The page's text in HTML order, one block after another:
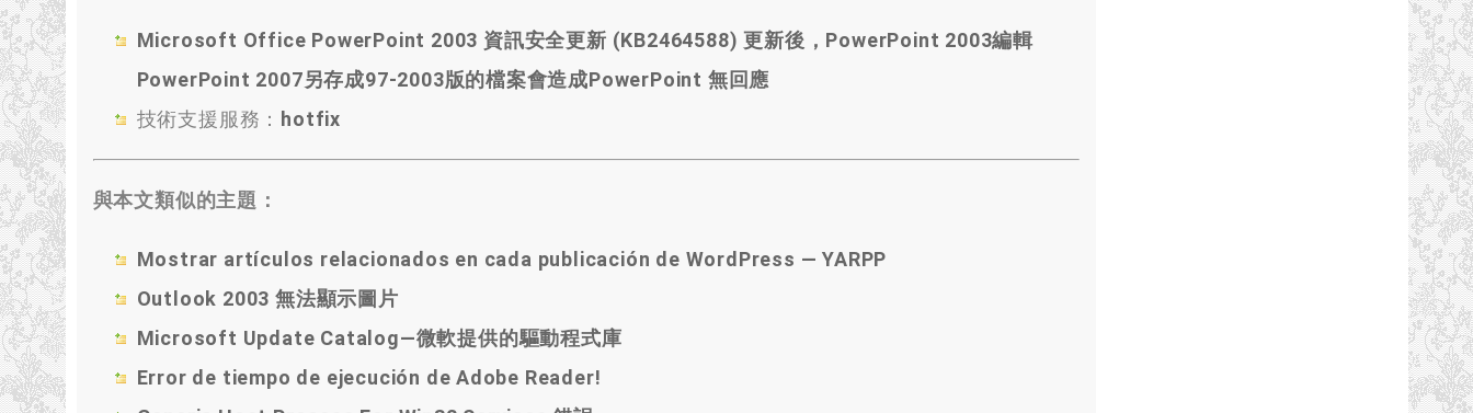
Microsoft Office PowerPoint 2003 資訊安全更新 (KB2464588)更新後 ， PowerPoint 2003編輯
PowerPoint 2007另存成97-2003版的檔案會造成PowerPoint 無回應
技術支援服務 ： hotfix
與本文類似的主題：
Mostrar artículos relacionados en cada publicación de WordPress — YARPP
Outlook 2003 無法顯示圖片
Microsoft Update Catalog—微軟提供的驅動程式庫
Error de tiempo de ejecución de Adobe Reader!